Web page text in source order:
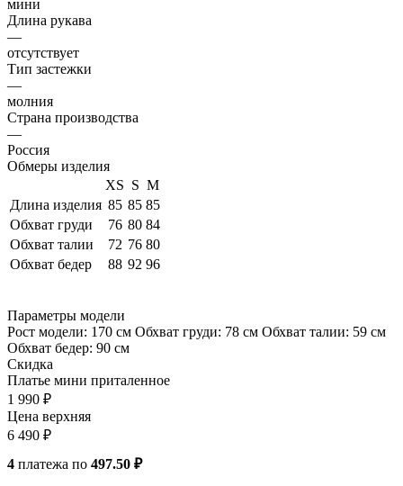
мини
Длина рукава
—
отсутствует
Тип застежки
—
молния
Страна производства
—
Россия
Обмеры изделия
XS S M
Длина изделия 85 85 85
Обхват груди
76 80 84
Обхват талии
72 76 80
Обхват бедер
88 92 96
Параметры модели
Рост модели: 170 см Обхват груди: 78 см Обхват талии: 59 см
Обхват бедер: 90 см
Скидка
Платье мини приталенное
1 990 ₽
Цена верхняя
6 490 ₽
4 платежа по 497.50 ₽